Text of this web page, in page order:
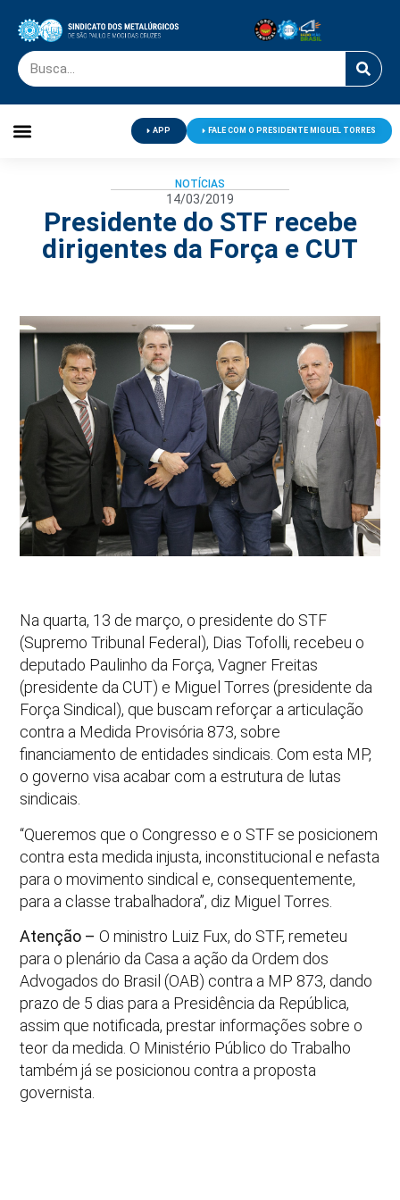
APP FALE COM O PRESIDENTE MIGUEL TORRES
NOTÍCIAS
14/03/2019
Presidente do STF recebe
dirigentes da Força e CUT
Na quarta, 13 de março, o presidente do STF
(Supremo Tribunal Federal), Dias Tofolli, recebeu o
deputado Paulinho da Força, Vagner Freitas
(presidente da CUT) e Miguel Torres (presidente da
Força Sindical), que buscam reforçar a articulação
contra a Medida Provisória 873, sobre
financiamento de entidades sindicais. Com esta MP,
o governo visa acabar com a estrutura de lutas
sindicais.
“Queremos que o Congresso e o STF se posicionem
contra esta medida injusta, inconstitucional e nefasta
para o movimento sindical e, consequentemente,
para a classe trabalhadora”, diz Miguel Torres.
Atenção – O ministro Luiz Fux, do STF, remeteu
para o plenário da Casa a ação da Ordem dos
Advogados do Brasil (OAB) contra a MP 873, dando
prazo de 5 dias para a Presidência da República,
assim que notificada, prestar informações sobre o
teor da medida. O Ministério Público do Trabalho
também já se posicionou contra a proposta
governista.